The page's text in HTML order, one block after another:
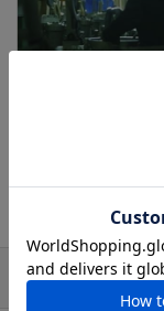
スタッフの声